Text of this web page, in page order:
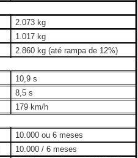
2.073 kg
1.017 kg
2.860 kg(até rampa de 12%)
10,9 s
8,5 s
179 km/h
10.000 ou 6 meses
10.000 / 6 meses